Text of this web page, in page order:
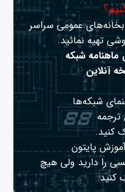
عمومی سراسر
تهیه نمائید.
شبکه
آنلاین
ترجمه
کنید.
پایتون
را دارید ولی هیچ
کنید.